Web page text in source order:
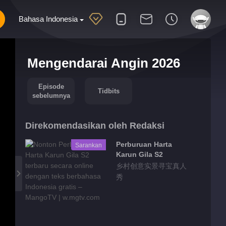
Bahasa Indonesia
Mengendarai Angin 2026
Episode
sebelumnya
Tidbits
Direkomendasikan oleh Redaksi
Sarankan
Perburuan Harta
Karun Gila S2
乡村创意实景寻宝真人
秀